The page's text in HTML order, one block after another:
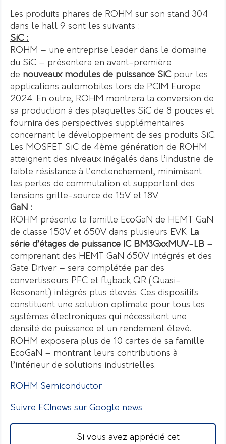
Les produits phares de ROHM sur son stand 304
dans le hall 9 sont les suivants :
SiC :
ROHM – une entreprise leader dans le domaine
du SiC – présentera en avant-première
de nouveaux modules de puissance SiC pour les
applications automobiles lors de PCIM Europe
2024. En outre, ROHM montrera la conversion de
sa production à des plaquettes SiC de 8 pouces et
fournira des perspectives supplémentaires
concernant le développement de ses produits SiC.
Les MOSFET SiC de 4ème génération de ROHM
atteignent des niveaux inégalés dans l’industrie de
faible résistance à l’enclenchement, minimisant
les pertes de commutation et supportant des
tensions grille-source de 15V et 18V.
GaN :
ROHM présente la famille EcoGaN de HEMT GaN
de classe 150V et 650V dans plusieurs EVK. La
série d’étages de puissance IC BM3GxxMUV-LB –
comprenant des HEMT GaN 650V intégrés et des
Gate Driver – sera complétée par des
convertisseurs PFC et flyback QR (Quasi-
Resonant) intégrés plus élevés. Ces dispositifs
constituent une solution optimale pour tous les
systèmes électroniques qui nécessitent une
densité de puissance et un rendement élevé.
ROHM exposera plus de 10 cartes de sa famille
EcoGaN – montrant leurs contributions à
l’intérieur de solutions industrielles.
ROHM Semiconductor
Suivre ECInews sur Google news
Si vous avez apprécié cet